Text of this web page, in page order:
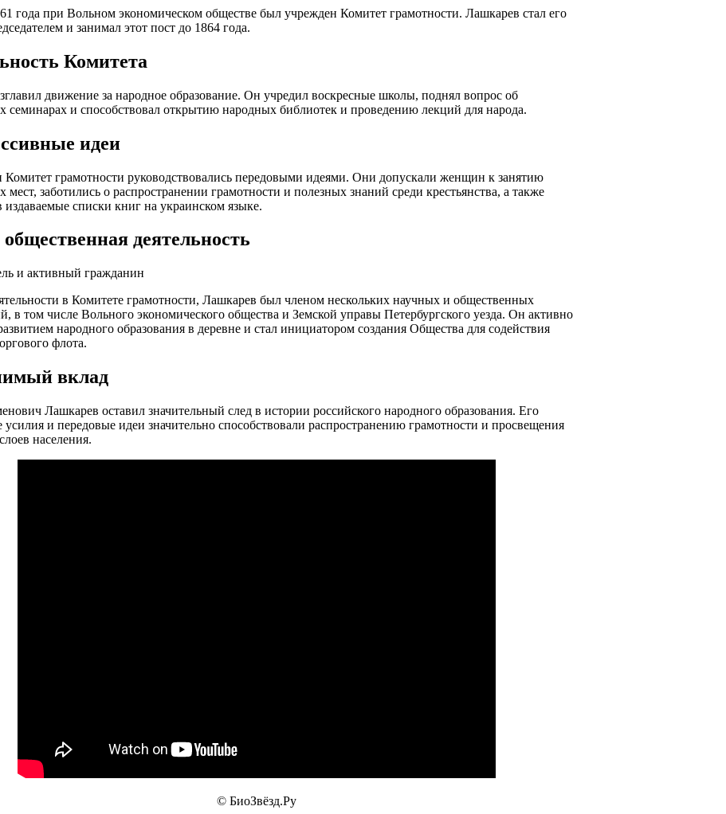
года при Вольном экономическом обществе был учрежден Комитет грамотности. Лашкарев стал его
и занимал этот пост до 1864 года.
Комитета
движение за народное образование. Он учредил воскресные школы, поднял вопрос об
семинарах и способствовал открытию народных библиотек и проведению лекций для народа.
идеи
Комитет грамотности руководствовались передовыми идеями. Они допускали женщин к занятию
мест, заботились о распространении грамотности и полезных знаний среди крестьянства, а также
списки книг на украинском языке.
деятельность
и активный гражданин
в Комитете грамотности, Лашкарев был членом нескольких научных и общественных
в том числе Вольного экономического общества и Земской управы Петербургского уезда. Он активно
народного образования в деревне и стал инициатором создания Общества для содействия
флота.
вклад
Лашкарев оставил значительный след в истории российского народного образования. Его
усилия и передовые идеи значительно способствовали распространению грамотности и просвещения
населения.
© БиоЗвёзд.Ру